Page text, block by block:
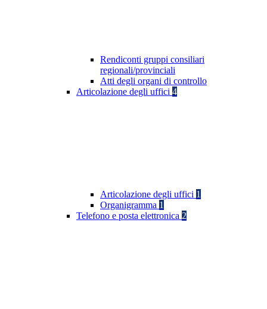
Rendiconti gruppi consiliari
regionali/provinciali
Atti degli organi di controllo
Articolazione degli uffici 4
Articolazione degli uffici 1
Organigramma 1
Telefono e posta elettronica 2